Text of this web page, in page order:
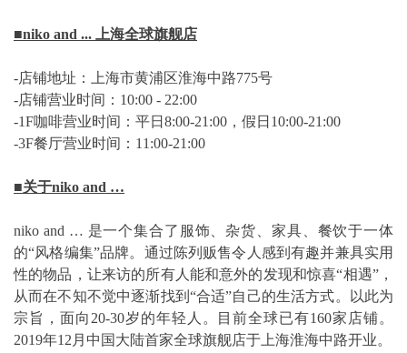
■niko and ... 上海全球旗舰店
-店铺地址：上海市黄浦区淮海中路775号
-店铺营业时间：10:00 - 22:00
-1F咖啡营业时间：平日8:00-21:00，假日10:00-21:00
-3F餐厅营业时间：11:00-21:00
■关于niko and …
niko and … 是一个集合了服饰、杂货、家具、餐饮于一体
的“风格编集”品牌。通过陈列贩售令人感到有趣并兼具实用
性的物品，让来访的所有人能和意外的发现和惊喜“相遇”，
从而在不知不觉中逐渐找到“合适”自己的生活方式。以此为
宗旨，面向20-30岁的年轻人。目前全球已有160家店铺。
2019年12月中国大陆首家全球旗舰店于上海淮海中路开业。